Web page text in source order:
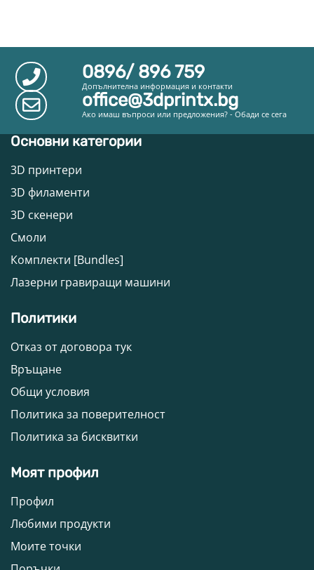
0896/ 896 759
Допълнителна информация и контакти
office@3dprintx.bg
Ако имаш въпроси или предложения? - Обади се сега
Основни категории
3D принтери
3D филаменти
3D скенери
Смоли
Комплекти [Bundles]
Лазерни гравиращи машини
Политики
Отказ от договора тук
Връщане
Общи условия
Политика за поверителност
Политика за бисквитки
Моят профил
Профил
Любими продукти
Моите точки